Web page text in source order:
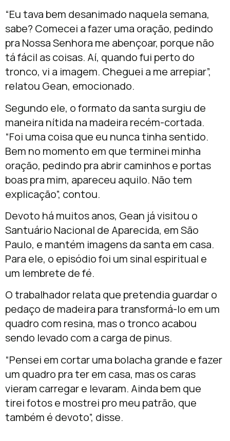
“Eu tava bem desanimado naquela semana,
sabe? Comecei a fazer uma oração, pedindo
pra Nossa Senhora me abençoar, porque não
tá fácil as coisas. Aí, quando fui perto do
tronco, vi a imagem. Cheguei a me arrepiar”,
relatou Gean, emocionado.
Segundo ele, o formato da santa surgiu de
maneira nítida na madeira recém-cortada.
“Foi uma coisa que eu nunca tinha sentido.
Bem no momento em que terminei minha
oração, pedindo pra abrir caminhos e portas
boas pra mim, apareceu aquilo. Não tem
explicação”, contou.
Devoto há muitos anos, Gean já visitou o
Santuário Nacional de Aparecida, em São
Paulo, e mantém imagens da santa em casa.
Para ele, o episódio foi um sinal espiritual e
um lembrete de fé.
O trabalhador relata que pretendia guardar o
pedaço de madeira para transformá-lo em um
quadro com resina, mas o tronco acabou
sendo levado com a carga de pinus.
“Pensei em cortar uma bolacha grande e fazer
um quadro pra ter em casa, mas os caras
vieram carregar e levaram. Ainda bem que
tirei fotos e mostrei pro meu patrão, que
também é devoto”, disse.